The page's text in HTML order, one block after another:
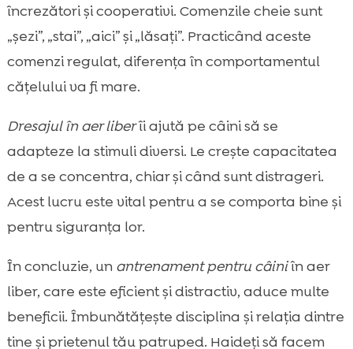
încrezători și cooperativi. Comenzile cheie sunt
„șezi”, „stai”, „aici” și „lăsați”. Practicând aceste
comenzi regulat, diferența în comportamentul
cățelului va fi mare.
Dresajul în aer liberîi ajută pe câini să se
adapteze la stimuli diversi. Le crește capacitatea
de a se concentra, chiar și când sunt distrageri.
Acest lucru este vital pentru a se comporta bine și
pentru siguranța lor.
În concluzie, un antrenament pentru câiniîn aer
liber, care este eficient și distractiv, aduce multe
beneficii. Îmbunătățește disciplina și relația dintre
tine și prietenul tău patruped. Haideți să facem